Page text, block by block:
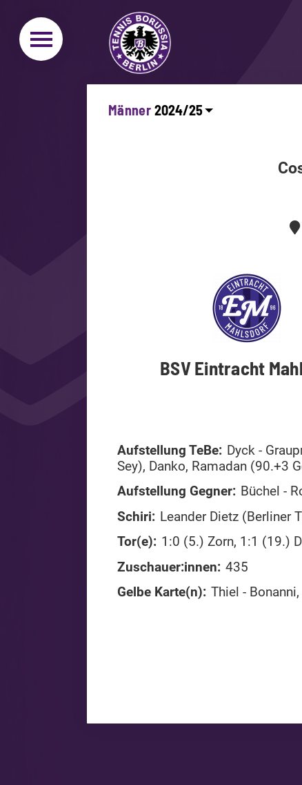
Männer
BSV Eintracht
Aufstellung TeBe: Dyck -
Sey), Danko, Ramadan (90.+3
Aufstellung Gegner: Büchel -
Schiri: Leander Dietz (Berliner
Tor(e): 1:0 (5.) Zorn, 1:1 (19.)
Zuschauer:innen: 435
Gelbe Karte(n): Thiel -